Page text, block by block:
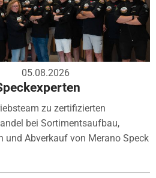
05.08.2026
zu zertifizierten
bei Sortimentsaufbau,
und Abverkauf von Merano Speck